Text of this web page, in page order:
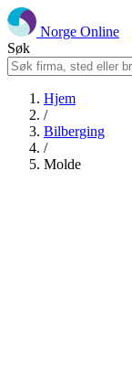
Norge Online
Søk
Hjem
/
Bilberging
/
Molde